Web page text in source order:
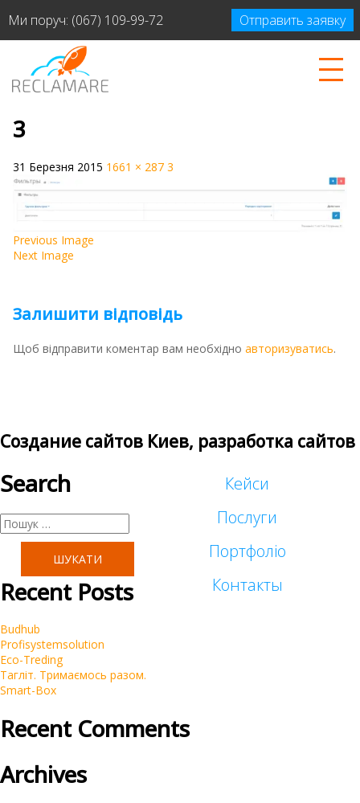
Ми поруч: (067) 109-99-72 Отправить заявку
3
31 Березня 2015 1661 × 287 3
Previous Image
Next Image
Залишити відповідь
Щоб відправити коментар вам необхідно авторизуватись.
Создание сайтов Киев, разработка сайтов
Кейси
Послуги
Таргетована реклама
Портфоліо
Малий бізнес
Контакты
Search
Пошук:
Recent Posts
Budhub
Profisystemsolution
Eco-Treding
Тагліт. Тримаємось разом.
Smart-Box
Recent Comments
Archives